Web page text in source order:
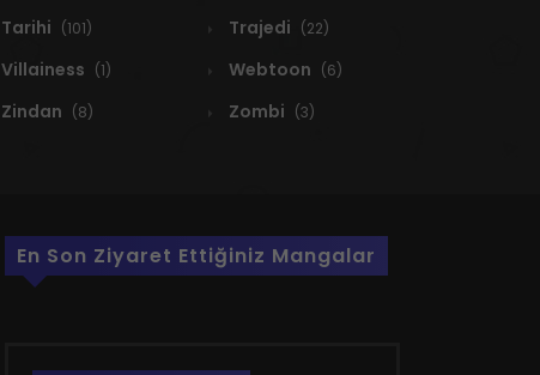
Tarihi (101) Trajedi (22)
Villainess (1) Webtoon (6)
Zindan (8) Zombi (3)
En Son Ziyaret Ettiğiniz Mangalar